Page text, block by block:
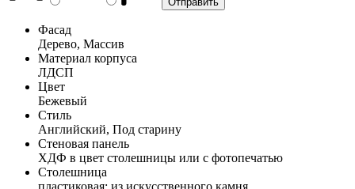
Фасад
Дерево, Массив
Материал корпуса
ЛДСП
Цвет
Бежевый
Стиль
Английский, Под старину
Стеновая панель
ХДФ в цвет столешницы или с фотопечатью
Столешница
пластиковая; из искусственного камня